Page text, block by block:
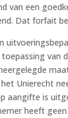
van een
Dat forfait
Unierecht
aangifte is
heeft